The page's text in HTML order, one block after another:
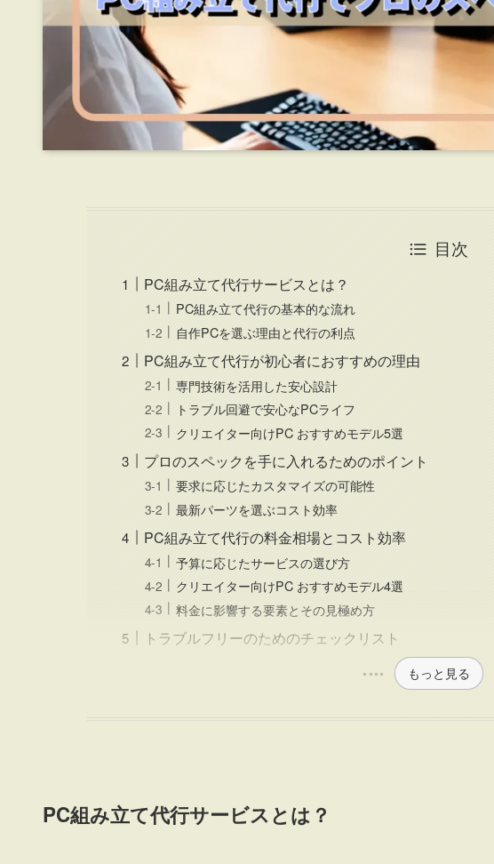
目次
PC組み立て代行サービスとは？
PC組み立て代行の基本的な流れ
自作PCを選ぶ理由と代行の利点
PC組み立て代行が初心者におすすめの理由
専門技術を活用した安心設計
トラブル回避で安心なPCライフ
クリエイター向けPC おすすめモデル5選
プロのスペックを手に入れるためのポイント
要求に応じたカスタマイズの可能性
最新パーツを選ぶコスト効率
PC組み立て代行の料金相場とコスト効率
予算に応じたサービスの選び方
クリエイター向けPC おすすめモデル4選
料金に影響する要素とその見極め方
トラブルフリーのためのチェックリスト
もっと見る
PC組み立て代行サービスとは？